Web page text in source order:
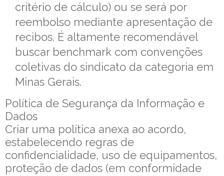
critério de cálculo) ou se será por
reembolso mediante apresentação de
recibos. É altamente recomendável
buscar benchmark com convenções
coletivas do sindicato da categoria em
Minas Gerais.
Política de Segurança da Informação e
Dados
Criar uma política anexa ao acordo,
estabelecendo regras de
confidencialidade, uso de equipamentos,
proteção de dados (em conformidade